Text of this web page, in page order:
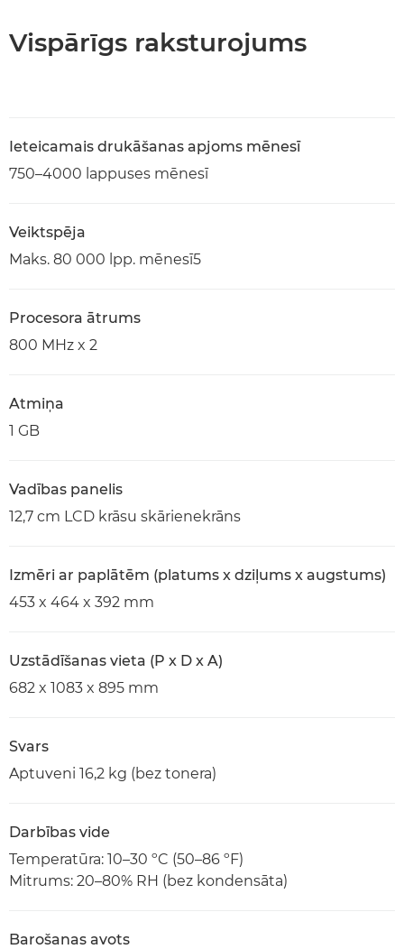
Vispārīgs raksturojums
Ieteicamais drukāšanas apjoms mēnesī
750–4000 lappuses mēnesī
Veiktspēja
Maks. 80 000 lpp. mēnesī5
Procesora ātrums
800 MHz x 2
Atmiņa
1 GB
Vadības panelis
12,7 cm LCD krāsu skārienekrāns
Izmēri ar paplātēm (platums x dziļums x augstums)
453 x 464 x 392 mm
Uzstādīšanas vieta (P x D x A)
682 x 1083 x 895 mm
Svars
Aptuveni 16,2 kg (bez tonera)
Darbības vide
Temperatūra: 10–30 ºC (50–86 ºF)
Mitrums: 20–80% RH (bez kondensāta)
Barošanas avots